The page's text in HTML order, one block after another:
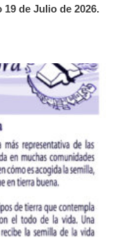
de Julio de 2026.